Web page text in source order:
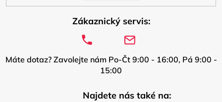
Zákaznický servis:
Máte dotaz? Zavolejte nám Po-Čt 9:00 - 16:00, Pá 9:00 -
15:00
Najdete nás také na: